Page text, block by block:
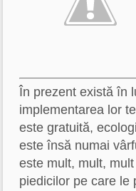
În prezent există în
implementarea lor
este gratuită,
este însă numai
este mult, mult,
piedicilor pe care le